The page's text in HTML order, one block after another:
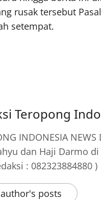
rusak tersebut
setempat.
Teropong
INDONESIA NEWS
dan Haji Darmo
: 082323884880 )
author's posts